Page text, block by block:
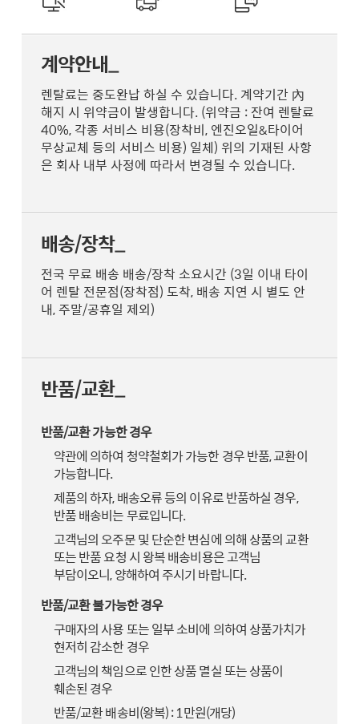
계약안내_
렌탈료는 중도완납 하실 수 있습니다. 계약기간 內
해지 시 위약금이 발생합니다. (위약금 : 잔여 렌탈료
40%, 각종 서비스 비용(장착비, 엔진오일&타이어
무상교체 등의 서비스 비용) 일체) 위의 기재된 사항
은 회사 내부 사정에 따라서 변경될 수 있습니다.
배송/장착_
전국 무료 배송 배송/장착 소요시간 (3일 이내 타이
어 렌탈 전문점(장착점) 도착, 배송 지연 시 별도 안
내, 주말/공휴일 제외)
반품/교환_
반품/교환 가능한 경우
약관에 의하여 청약철회가 가능한 경우 반품, 교환이
가능합니다.
제품의 하자, 배송오류 등의 이유로 반품하실 경우,
반품 배송비는 무료입니다.
고객님의 오주문 및 단순한 변심에 의해 상품의 교환
또는 반품 요청 시 왕복 배송비용은 고객님
부담이오니, 양해하여 주시기 바랍니다.
반품/교환 불가능한 경우
구매자의 사용 또는 일부 소비에 의하여 상품가치가
현저히 감소한 경우
고객님의 책임으로 인한 상품 멸실 또는 상품이
훼손된 경우
반품/교환 배송비(왕복) : 1만원(개당)